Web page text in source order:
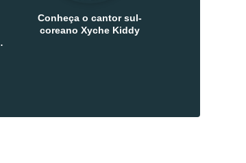
Conheça o cantor sul-
coreano Xyche Kiddy